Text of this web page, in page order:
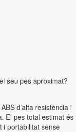
seu pes aproximat?
d’alta resistència i
El pes total estimat és
i portabilitat sense